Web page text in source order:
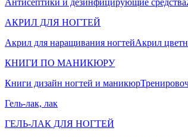
Антисептики и дезинфицирующие средства
АКРИЛ ДЛЯ НОГТЕЙ
Акрил для наращивания ногтейАкрил
КНИГИ ПО МАНИКЮРУ
Книги дизайн ногтей и маникюр
Гель-лак, лак
ГЕЛЬ-ЛАК ДЛЯ НОГТЕЙ